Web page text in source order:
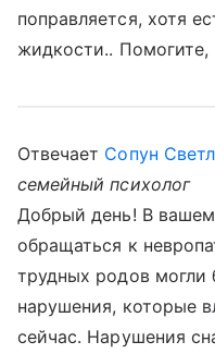
поправляется, хотя
жидкости.. Помогите,
Отвечает Сопун
семейный психолог
Добрый день! В вашем
обращаться к
трудных родов могли
нарушения, которые
сейчас. Нарушения